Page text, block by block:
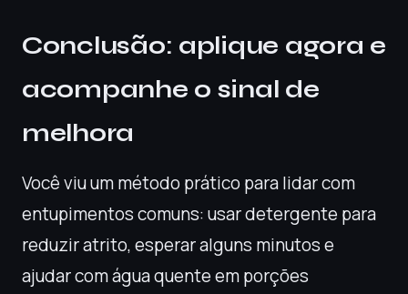
Conclusão: aplique agora e
acompanhe o sinal de
melhora
Você viu um método prático para lidar com
entupimentos comuns: usar detergente para
reduzir atrito, esperar alguns minutos e
ajudar com água quente em porções